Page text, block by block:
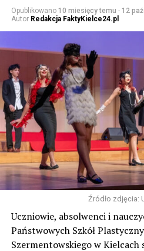
Opublikowano 10 miesięcy temu - 12
Autor Redakcja FaktyKielce24.pl
Źródło zdjęcia:
Uczniowie, absolwenci i
Państwowych Szkół
Szermentowskiego w Kielcach